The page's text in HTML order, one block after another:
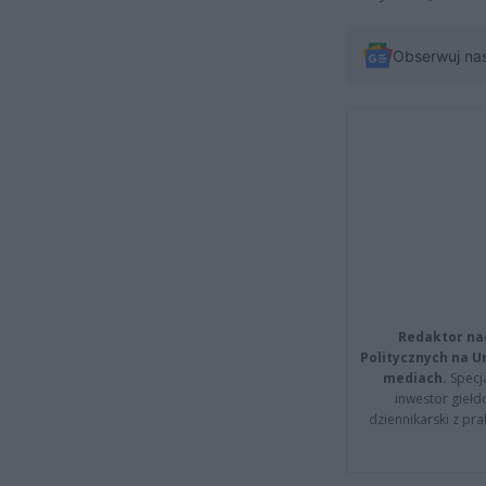
Obserwuj
Redaktor
Politycznych na
mediach.
inwestor
dziennikarski z